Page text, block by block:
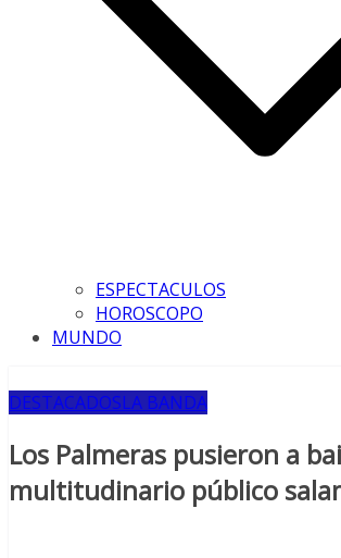
ESPECTACULOS
HOROSCOPO
MUNDO
DESTACADOSLA BANDA
Los Palmeras pusieron a
multitudinario público